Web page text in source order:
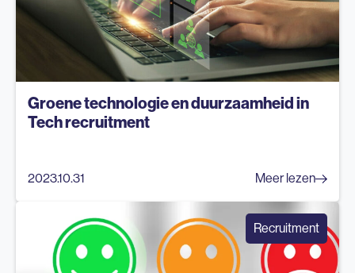
Groene technologie en duurzaamheid in
Tech recruitment
2023.10.31 Meer lezen
Recruitment